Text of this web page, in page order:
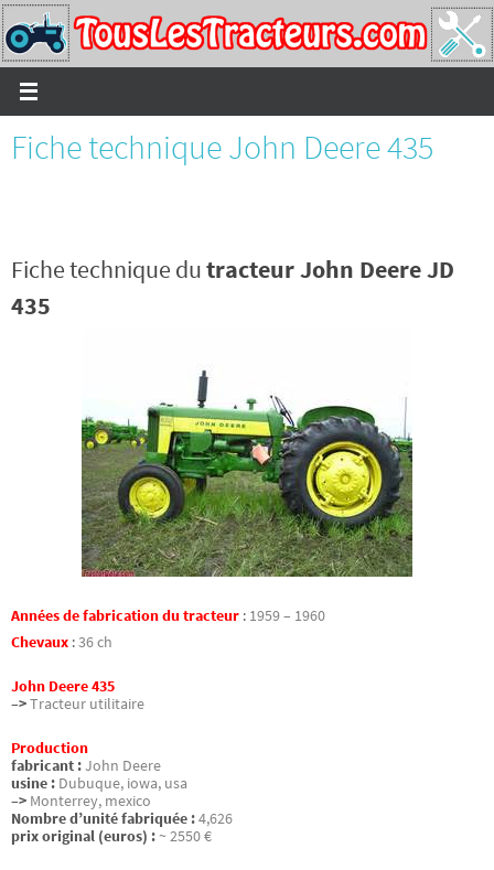
Passer
vers
le
contenu
Fiche technique John Deere 435
Fiche technique dutracteur John Deere JD
435
Années de fabrication du tracteur : 1959 – 1960
Chevaux :36 ch
John Deere 435
–>Tracteur utilitaire
Production
fabricant :John Deere
usine : Dubuque, iowa, usa
–> Monterrey, mexico
Nombre d’unité fabriquée :4,626
prix original (euros) : ~ 2550 €